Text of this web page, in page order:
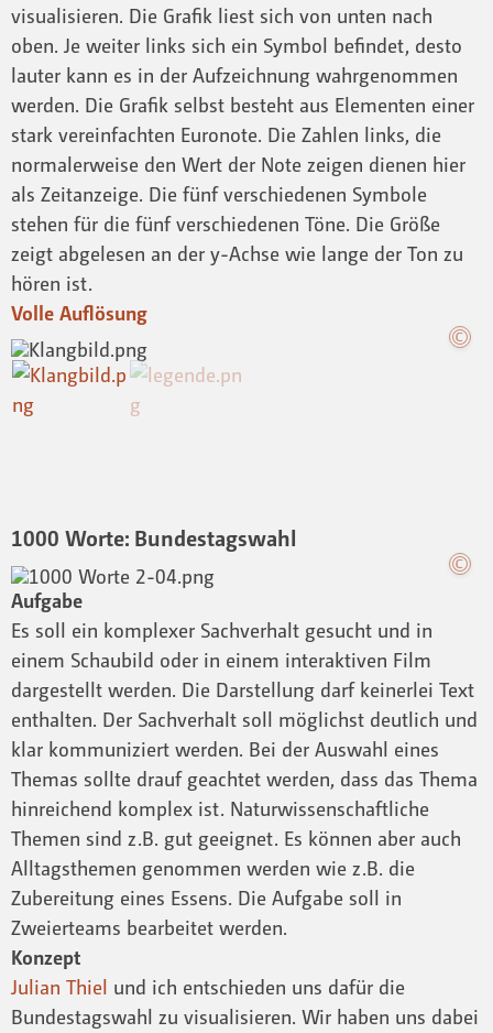
visualisieren. Die Grafik liest sich von unten nach
oben. Je weiter links sich ein Symbol befindet, desto
lauter kann es in der Aufzeichnung wahrgenommen
werden. Die Grafik selbst besteht aus Elementen einer
stark vereinfachten Euronote. Die Zahlen links, die
normalerweise den Wert der Note zeigen dienen hier
als Zeitanzeige. Die fünf verschiedenen Symbole
stehen für die fünf verschiedenen Töne. Die Größe
zeigt abgelesen an der y-Achse wie lange der Ton zu
hören ist.
Volle Auflösung
1000 Worte: Bundestagswahl
Aufgabe
Es soll ein komplexer Sachverhalt gesucht und in
einem Schaubild oder in einem interaktiven Film
dargestellt werden. Die Darstellung darf keinerlei Text
enthalten. Der Sachverhalt soll möglichst deutlich und
klar kommuniziert werden. Bei der Auswahl eines
Themas sollte drauf geachtet werden, dass das Thema
hinreichend komplex ist. Naturwissenschaftliche
Themen sind z.B. gut geeignet. Es können aber auch
Alltagsthemen genommen werden wie z.B. die
Zubereitung eines Essens. Die Aufgabe soll in
Zweierteams bearbeitet werden.
Konzept
Julian Thiel und ich entschieden uns dafür die
Bundestagswahl zu visualisieren. Wir haben uns dabei